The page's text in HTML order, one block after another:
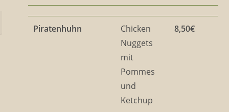
Piratenhuhn
Chicken
Nuggets
mit
Pommes
und
Ketchup
8,50€